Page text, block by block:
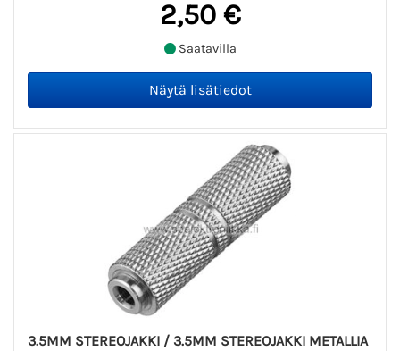
2,50 €
Saatavilla
3.5MM STEREOJAKKI / 3.5MM STEREOJAKKI METALLIA